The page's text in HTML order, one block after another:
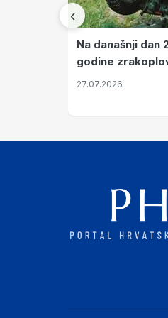
‹
Na današnji dan
godine
su vojarnu i
27.07.2026